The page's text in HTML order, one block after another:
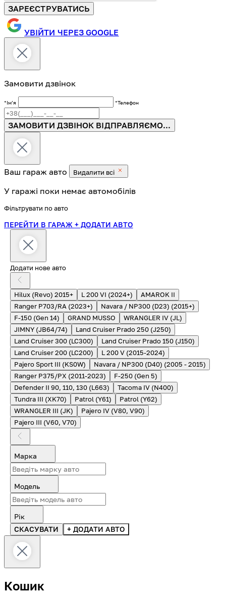
ЗАРЕЄСТРУВАТИСЬ
УВІЙТИ ЧЕРЕЗ GOOGLE
Замовити дзвінок
*Імʼя *Телефон
ЗАМОВИТИ ДЗВІНОК ВІДПРАВЛЯЄМО...
Ваш гараж авто Видалити всі
У гаражі поки немає автомобілів
Фільтрувати по авто
ПЕРЕЙТИ В ГАРАЖ + ДОДАТИ АВТО
Додати нове авто
Hilux (Revo) 2015+ L 200 VI (2024+)
AMAROK II
Ranger P703/RA (2023+)
Navara / NP300 (D23) (2015+)
F-150 (Gen 14)
GRAND MUSSO
WRANGLER IV (JL)
JIMNY (JB64/74)
Land Cruiser Prado 250 (J250)
Land Cruiser 300 (LC300)
Land Cruiser Prado 150 (J150)
Land Cruiser 200 (LC200)
L 200 V (2015-2024)
Pajero Sport III (KS0W)
Navara / NP300 (D40) (2005 - 2015)
Ranger P375/PX (2011-2023)
F-250 (Gen 5)
Defender II 90, 110, 130 (L663)
Tacoma IV (N400)
Tundra III (XK70)
Patrol (Y61)
Patrol (Y62)
WRANGLER III (JK)
Pajero IV (V80, V90)
Pajero III (V60, V70)
Марка
Модель
Рік
СКАСУВАТИ
+ ДОДАТИ АВТО
Кошик